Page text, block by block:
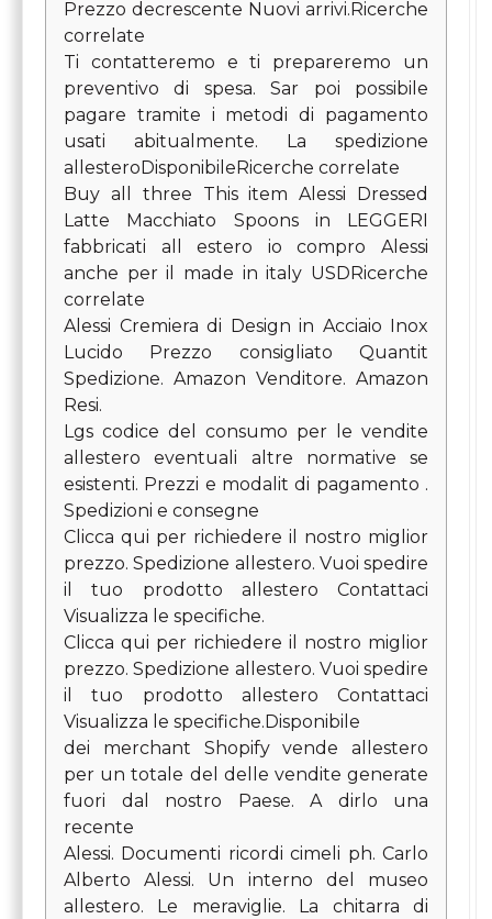
Prezzo decrescente Nuovi arrivi.Ricerche
correlate
Ti contatteremo e ti prepareremo un
preventivo di spesa. Sar poi possibile
pagare tramite i metodi di pagamento
usati abitualmente. La spedizione
allesteroDisponibileRicerche correlate
Buy all three This item Alessi Dressed
Latte Macchiato Spoons in LEGGERI
fabbricati all estero io compro Alessi
anche per il made in italy USDRicerche
correlate
Alessi Cremiera di Design in Acciaio Inox
Lucido Prezzo consigliato Quantit
Spedizione. Amazon Venditore. Amazon
Resi.
Lgs codice del consumo per le vendite
allestero eventuali altre normative se
esistenti. Prezzi e modalit di pagamento .
Spedizioni e consegne
Clicca qui per richiedere il nostro miglior
prezzo. Spedizione allestero. Vuoi spedire
il tuo prodotto allestero Contattaci
Visualizza le specifiche.
Clicca qui per richiedere il nostro miglior
prezzo. Spedizione allestero. Vuoi spedire
il tuo prodotto allestero Contattaci
Visualizza le specifiche.Disponibile
dei merchant Shopify vende allestero
per un totale del delle vendite generate
fuori dal nostro Paese. A dirlo una
recente
Alessi. Documenti ricordi cimeli ph. Carlo
Alberto Alessi. Un interno del museo
allestero. Le meraviglie. La chitarra di